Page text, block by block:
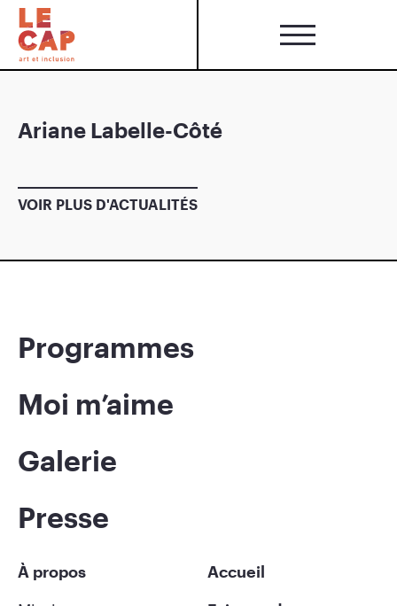
Ariane Labelle-Côté
VOIR PLUS D'ACTUALITÉS
Programmes
Moi m’aime
Galerie
Presse
À propos
Accueil